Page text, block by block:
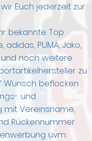
Euch jederzeit zur
bekannte Top
adidas, PUMA, Jako,
und noch weitere
zu
Wunsch beflocken
und
mit Vereinsname,
Rückennummer
uvm.